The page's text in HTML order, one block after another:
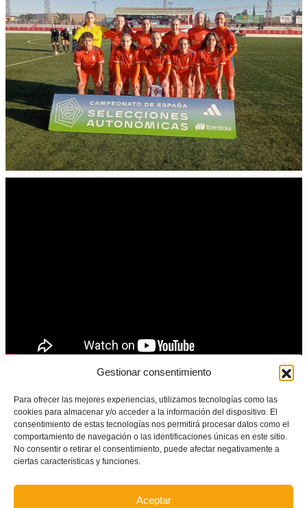
Gestionar consentimiento
Para ofrecer las mejores experiencias, utilizamos tecnologías como las
cookies para almacenar y/o acceder a la información del dispositivo. El
consentimiento de estas tecnologías nos permitirá procesar datos como el
comportamiento de navegación o las identificaciones únicas en este sitio.
No consentir o retirar el consentimiento, puede afectar negativamente a
ciertas características y funciones.
Aceptar
Así lo vivimos en X
【 MINUT A MINUT 】